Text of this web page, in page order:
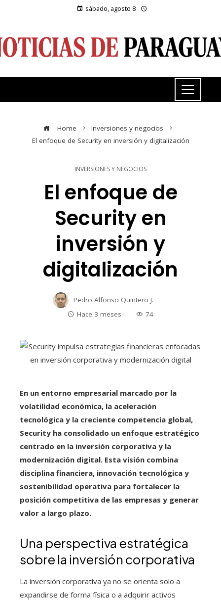
sábado, agosto 8
Home
Inversiones y negocios
El enfoque de Security en inversión y digitalización
INVERSIONES Y NEGOCIOS
El enfoque de
Security en
inversión y
digitalización
Pedro Alfonso Quintero J.
Hace 3 meses
74
En un entorno empresarial marcado por la
volatilidad económica, la aceleración
tecnológica y la creciente competencia global,
Security ha consolidado un enfoque estratégico
centrado en la inversión corporativa y la
modernización digital. Esta visión combina
disciplina financiera, innovación tecnológica y
sostenibilidad operativa para fortalecer la
posición competitiva de las empresas y generar
valor a largo plazo.
Una perspectiva estratégica
sobre la inversión corporativa
La inversión corporativa ya no se orienta solo a
expandirse de forma física o a adquirir activos